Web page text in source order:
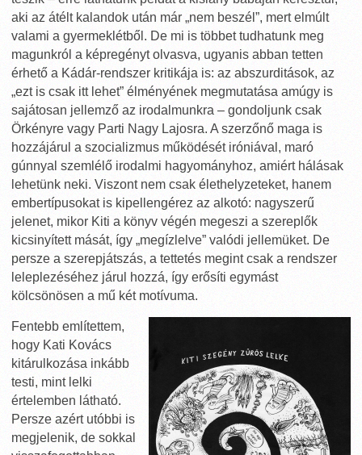
aki az átélt kalandok után már „nem beszél”, mert elmúlt
valami a gyermeklétből. De mi is többet tudhatunk meg
magunkról a képregényt olvasva, ugyanis abban tetten
érhető a Kádár-rendszer kritikája is: az abszurditások, az
„ezt is csak itt lehet” élményének megmutatása amúgy is
sajátosan jellemző az irodalmunkra – gondoljunk csak
Örkényre vagy Parti Nagy Lajosra. A szerzőnő maga is
hozzájárul a szocializmus működését iróniával, maró
gúnnyal szemlélő irodalmi hagyományhoz, amiért hálásak
lehetünk neki. Viszont nem csak élethelyzeteket, hanem
embertípusokat is kipellengérez az alkotó: nagyszerű
jelenet, mikor Kiti a könyv végén megeszi a szereplők
kicsinyített mását, így „megízlelve” valódi jellemüket. De
persze a szerepjátszás, a tettetés megint csak a rendszer
leleplezéséhez járul hozzá, így erősíti egymást
kölcsönösen a mű két motívuma.
Fentebb említettem,
hogy Kati Kovács
kitárulkozása inkább
testi, mint lelki
értelemben látható.
Persze azért utóbbi is
megjelenik, de sokkal